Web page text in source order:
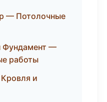
— Потолочные
Фундамент —
работы
и